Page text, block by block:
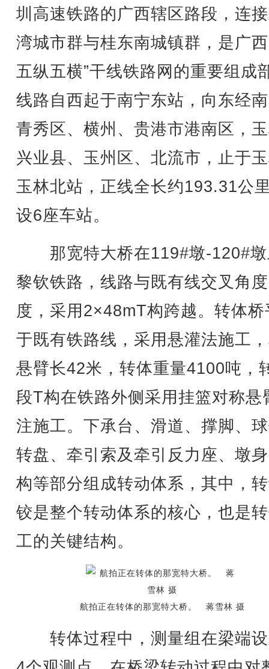
圳高速铁路的广西辖区路段，连
湾城市群与桂东南城镇群，是广
五纵五横”干线铁路网的重要组成
线路自西起于南宁东站，向东经
青秀区、横州、贵港市港南区，
兴业县、玉州区、北流市，止于
玉林北站，正线全长约193.31公
设6座车站。
那宽特大桥在119#墩-120#墩
黎钦铁路，线路与既有线交叉角
度，采用2×48mT构跨越。转体桥
于既有铁路线，采用悬灌法施工
悬臂长42米，转体重量4100吨，
段T构在铁路外侧采用挂篮对称悬
注施工。下承台、滑道、撑脚、
转盘、牵引索及牵引反力座、墩
构等部分组成转动体系，其中，
铰是整个转动体系的核心，也是
工的关键结构。
航拍正在转体的那宽特大桥。 蒋雪林 摄
转体过程中，测量组在梁端